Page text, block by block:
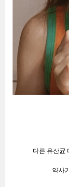
다른 유산균
약사